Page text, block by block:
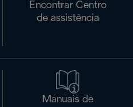
Encontrar Centro
de assistência
Manuais de